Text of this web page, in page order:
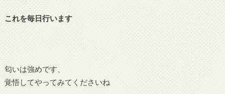
これを毎日行います
匂いは強めです、
覚悟してやってみてくださいね